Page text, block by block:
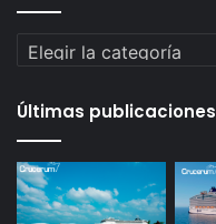
Categorías
Últimas publicaciones